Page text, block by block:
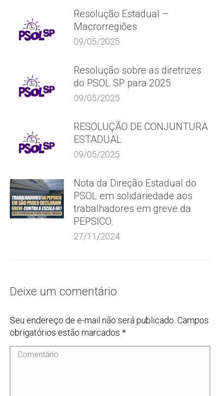
Resolução Estadual –
Macrorregiões
09/05/2025
Resolução sobre as diretrizes
do PSOL SP para 2025
09/05/2025
RESOLUÇÃO DE CONJUNTURA
ESTADUAL
09/05/2025
Nota da Direção Estadual do
PSOL em solidariedade aos
trabalhadores em greve da
PEPSICO.
27/11/2024
Deixe um comentário
Seu endereço de e-mail não será publicado. Campos
obrigatórios estão marcados *
Comentário